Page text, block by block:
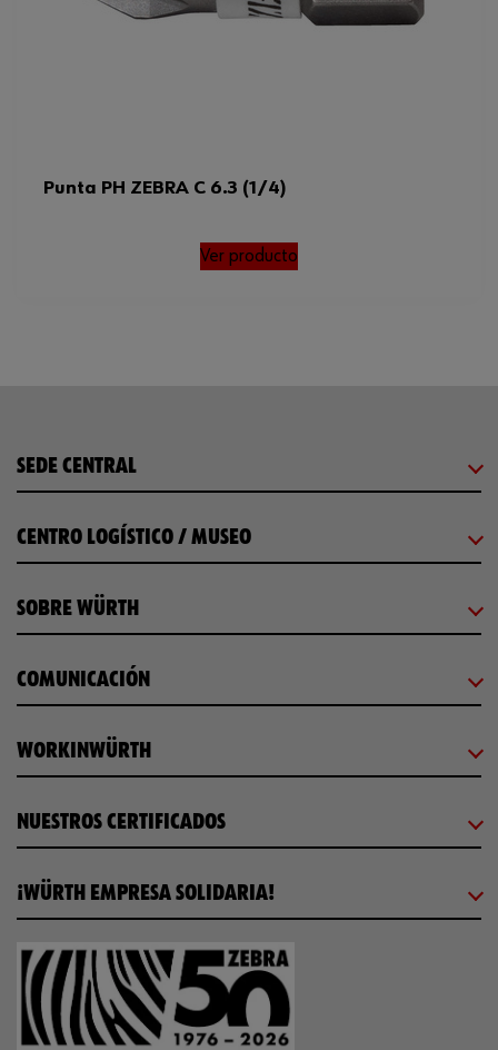
Punta PH ZEBRA C 6.3 (1/4)
Ver producto
SEDE CENTRAL
CENTRO LOGÍSTICO / MUSEO
SOBRE WÜRTH
COMUNICACIÓN
WORKINWÜRTH
NUESTROS CERTIFICADOS
¡WÜRTH EMPRESA SOLIDARIA!